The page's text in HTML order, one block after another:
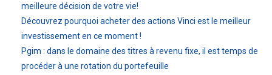
meilleure décision de votre vie!
Découvrez pourquoi acheter des actions Vinci est le meilleur
investissement en ce moment !
Pgim : dans le domaine des titres à revenu fixe, il est temps de
procéder à une rotation du portefeuille